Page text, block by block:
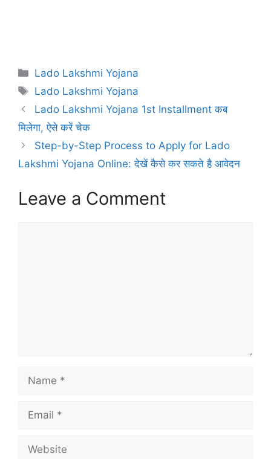
Categories
Lado Lakshmi Yojana
Tags
Lado Lakshmi Yojana
Lado Lakshmi Yojana 1st Installment कब
मिलेगा, ऐसे करें चेक
Step-by-Step Process to Apply for Lado
Lakshmi Yojana Online: देखें कैसे कर सकते है आवेदन
Leave a Comment